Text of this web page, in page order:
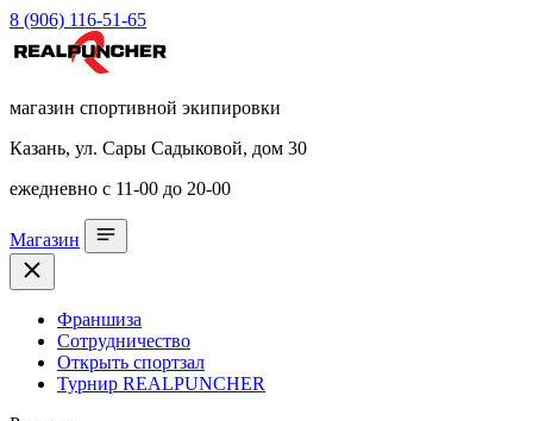
8 (906) 116-51-65
магазин спортивной экипировки
Казань, ул. Сары Садыковой, дом 30
ежедневно с 11-00 до 20-00
Магазин
Франшиза
Сотрудничество
Открыть спортзал
Турнир REALPUNCHER